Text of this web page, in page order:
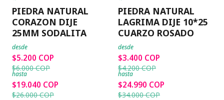
PIEDRA NATURAL
CORAZON DIJE
25MM SODALITA
desde
$5.200 COP
$6.000 COP
hasta
$19.040 COP
$26.000 COP
PIEDRA NATURAL
LAGRIMA DIJE 10*25
CUARZO ROSADO
desde
$3.400 COP
$4.200 COP
hasta
$24.990 COP
$34.000 COP